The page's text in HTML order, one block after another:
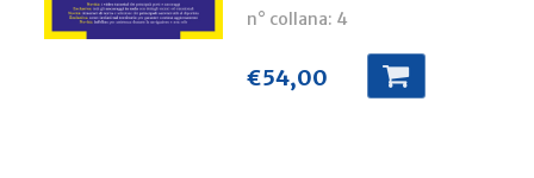
n° collana: 4
€54,00